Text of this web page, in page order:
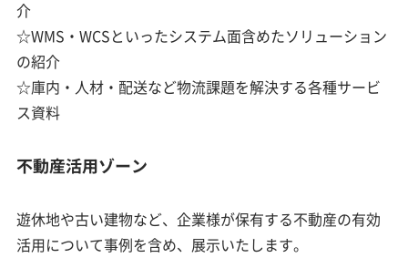
介
☆WMS・WCSといったシステム面含めたソリューション
の紹介
☆庫内・人材・配送など物流課題を解決する各種サービ
ス資料
不動産活用ゾーン
遊休地や古い建物など、企業様が保有する不動産の有効
活用について事例を含め、展示いたします。